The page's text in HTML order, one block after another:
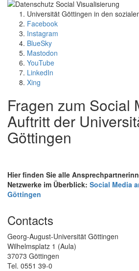
Universität Göttingen in den
Facebook
Instagram
BlueSky
Mastodon
YouTube
LinkedIn
Xing
Fragen zum Social
Auftritt der
Göttingen
Hier finden Sie alle
Netzwerke im Überblick: Social Media
Göttingen
Contacts
Georg-August-Universität Göttingen
Wilhelmsplatz 1 (Aula)
37073 Göttingen
Tel. 0551 39-0